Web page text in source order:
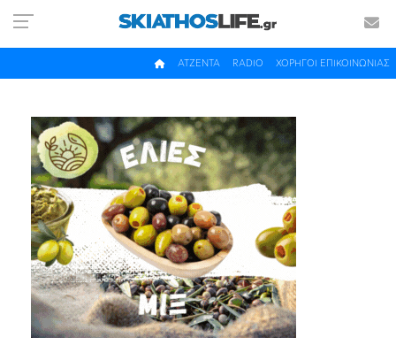
ΧΟΡΗΓΟΙ ΕΠΙΚΟΙΝΩΝΙΑΣ
RADIO
ΑΤΖΕΝΤΑ